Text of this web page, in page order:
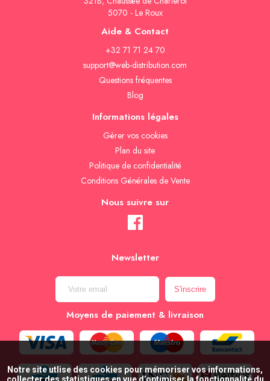
5070 - Le Roux
Aide & Contact
+32 71 71 24 70
support@web-distribution.com
Questions fréquentes
Blog
Informations légales
Gèrer vos cookies
Plan du site
Politique de confidentialité
Conditions Générales de Vente
Nous suivre sur
Newsletter
Moyens de paiement & livraison
Notre site utlise des cookies pour mémoriser vos informations,